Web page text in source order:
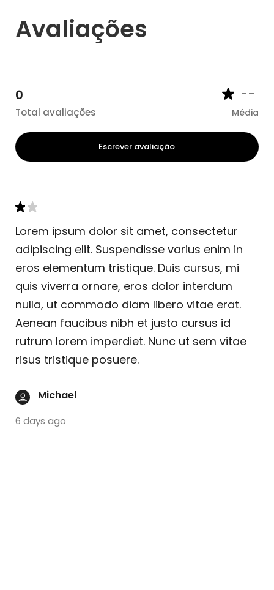
Avaliações
0
Total avaliações
--
Média
Escrever avaliação
Lorem ipsum dolor sit amet, consectetur
adipiscing elit. Suspendisse varius enim in
eros elementum tristique. Duis cursus, mi
quis viverra ornare, eros dolor interdum
nulla, ut commodo diam libero vitae erat.
Aenean faucibus nibh et justo cursus id
rutrum lorem imperdiet. Nunc ut sem vitae
risus tristique posuere.
Michael
6 days ago